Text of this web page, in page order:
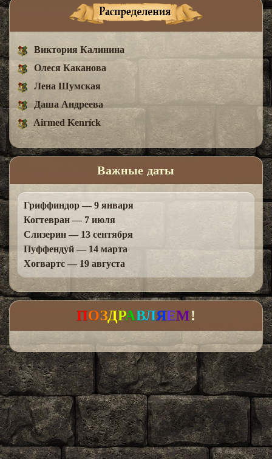
Виктория Калинина
Олеся Каканова
Лена Шумская
Даша Андреева
Airmed Kenríck
Важные даты
Гриффиндор — 9 января
Когтевран — 7 июля
Слизерин — 13 сентября
Пуффендуй — 14 марта
Хогвартс — 19 августа
ПОЗДРАВЛЯЕМ!